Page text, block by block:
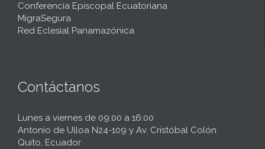
Conferencia Episcopal Ecuatoriana
MigraSegura
Red Eclesial Panamazónica
Contáctanos
Lunes a viernes de 09:00 a 16:00
Antonio de Ulloa N24-109 y Av. Cristóbal Colón
Quito, Ecuador